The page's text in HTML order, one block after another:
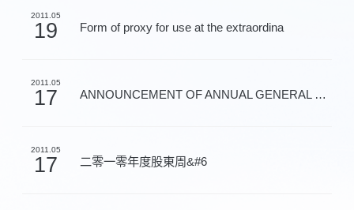
2011.05
19 Form of proxy for use at the extraordina
2011.05
17 ANNOUNCEMENT OF ANNUAL GENERAL MEETING
2011.05
17 二零一零年度股東周&#6